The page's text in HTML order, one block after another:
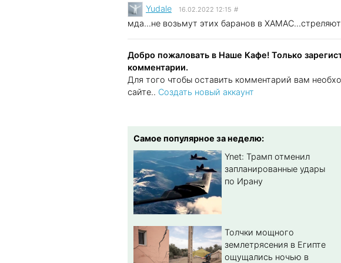
Yudale 16.02.2022 12:15 #
мда...не возьмут этих баранов в
Добро пожаловать в Наше Кафе! Только
комментарии.
Для того чтобы оставить комментарий вам
сайте.. Создать новый аккаунт
Самое популярное за неделю:
Ynet: Трамп отменил
запланированные удары
по Ирану
Толчки мощного
землетрясения в Египте
ощущались ночью в